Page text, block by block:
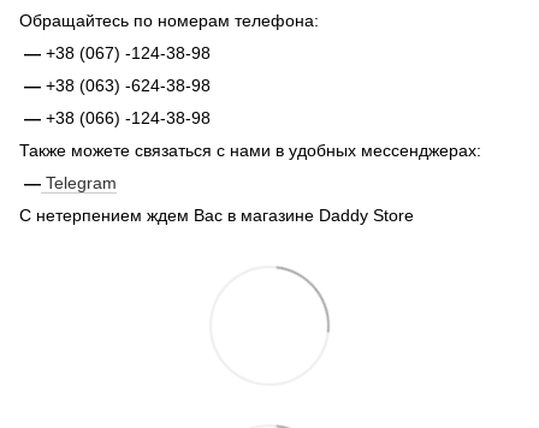
Обращайтесь по номерам телефона:
— +38 (067) -124-38-98
— +38 (063) -624-38-98
— +38 (066) -124-38-98
Также можете связаться с нами в удобных мессенджерах:
— Telegram
С нетерпением ждем Вас в магазине Daddy Store